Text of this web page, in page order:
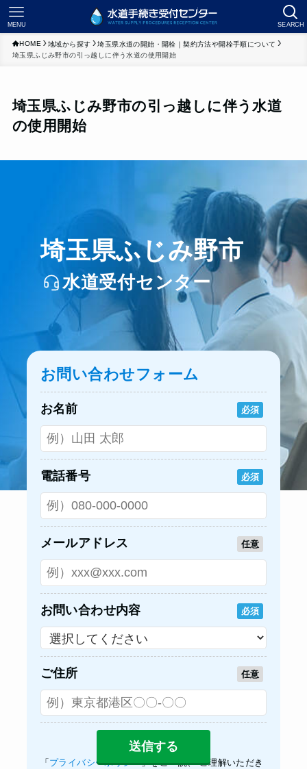
SEARCH
MENU
HOME 地域から探す
埼玉県水道の開始・開栓｜契約方法や開栓手順について
埼玉県ふじみ野市の引っ越しに伴う水道の使用開始
埼玉県ふじみ野市の引っ越しに伴う水道
の使用開始
埼玉県ふじみ野市
水道受付センター
お問い合わせフォーム
お名前 必須
電話番号 必須
メールアドレス 任意
お問い合わせ内容 必須
ご住所 任意
「 プライバシーポリシー」をご一読、 ご理解いただき